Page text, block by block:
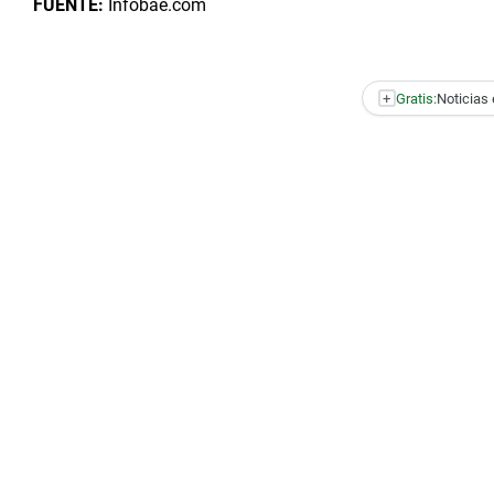
FUENTE: Infobae.com
+ Gratis:Noticias